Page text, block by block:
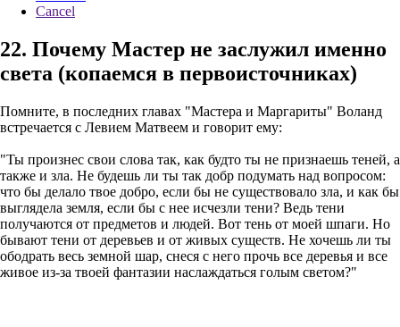
Cancel
22. Почему Мастер не заслужил именно
света (копаемся в первоисточниках)
Помните, в последних главах "Мастера и Маргариты" Воланд
встречается с Левием Матвеем и говорит ему:
"Ты произнес свои слова так, как будто ты не признаешь теней, а
также и зла. Не будешь ли ты так добр подумать над вопросом:
что бы делало твое добро, если бы не существовало зла, и как бы
выглядела земля, если бы с нее исчезли тени? Ведь тени
получаются от предметов и людей. Вот тень от моей шпаги. Но
бывают тени от деревьев и от живых существ. Не хочешь ли ты
ободрать весь земной шар, снеся с него прочь все деревья и все
живое из-за твоей фантазии наслаждаться голым светом?"